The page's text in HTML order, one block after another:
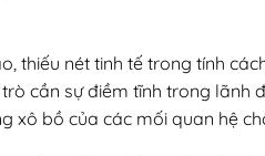
thiếu nét tinh tế trong tính
cần sự điềm tĩnh trong lãnh
xô bồ của các mối quan hệ